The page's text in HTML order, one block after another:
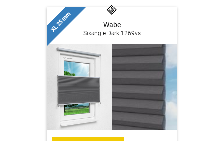
Wabe
Sixangle Dark 1269vs
XL 25 mm